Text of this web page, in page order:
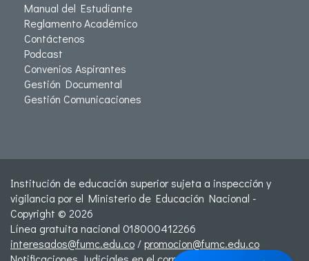
Manual del Estudiante
Reglamento Académico
Contáctenos
Podcast
Convenios Aspirantes
Gestión Documental
Gestión Comunicaciones
Institución de educación superior sujeta a inspección y
vigilancia por el Ministerio de Educación Nacional -
Copyright © 2026
Línea gratuita nacional 018000412266
interesados@fumc.edu.co /promocion@fumc.edu.co